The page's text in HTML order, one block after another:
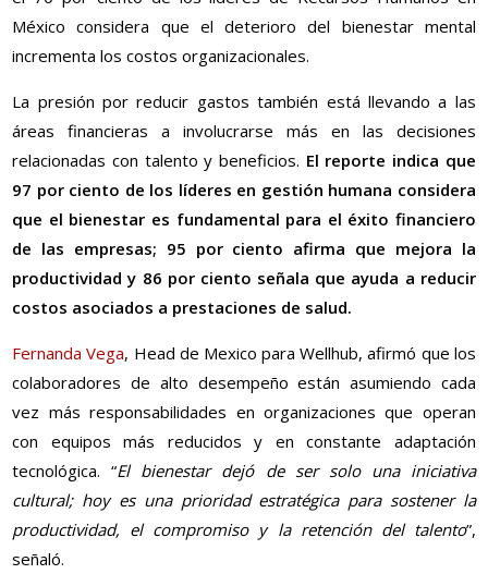
México considera que el deterioro del bienestar mental
incrementa los costos organizacionales.
La presión por reducir gastos también está llevando a las
áreas financieras a involucrarse más en las decisiones
relacionadas con talento y beneficios. El reporte indica que
97 por ciento de los líderes en gestión humana considera
que el bienestar es fundamental para el éxito financiero
de las empresas; 95 por ciento afirma que mejora la
productividad y 86 por ciento señala que ayuda a reducir
costos asociados a prestaciones de salud.
Fernanda Vega, Head de Mexico para Wellhub, afirmó que los
colaboradores de alto desempeño están asumiendo cada
vez más responsabilidades en organizaciones que operan
con equipos más reducidos y en constante adaptación
tecnológica. “El bienestar dejó de ser solo una iniciativa
cultural; hoy es una prioridad estratégica para sostener la
productividad, el compromiso y la retención del talento”,
señaló.